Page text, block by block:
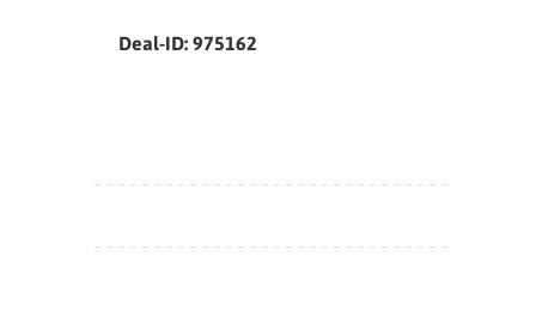
Deal-ID: 975162